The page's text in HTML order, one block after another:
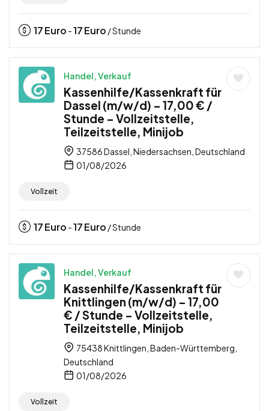
17Euro -17Euro / Stunde
Handel, Verkauf
Kassenhilfe/Kassenkraft für
Dassel (m/w/d) – 17,00 € /
Stunde – Vollzeitstelle,
Teilzeitstelle, Minijob
37586 Dassel, Niedersachsen, Deutschland
01/08/2026
Vollzeit
17Euro -17Euro / Stunde
Handel, Verkauf
Kassenhilfe/Kassenkraft für
Knittlingen (m/w/d) – 17,00
€ / Stunde – Vollzeitstelle,
Teilzeitstelle, Minijob
75438 Knittlingen, Baden-Württemberg,
Deutschland
01/08/2026
Vollzeit